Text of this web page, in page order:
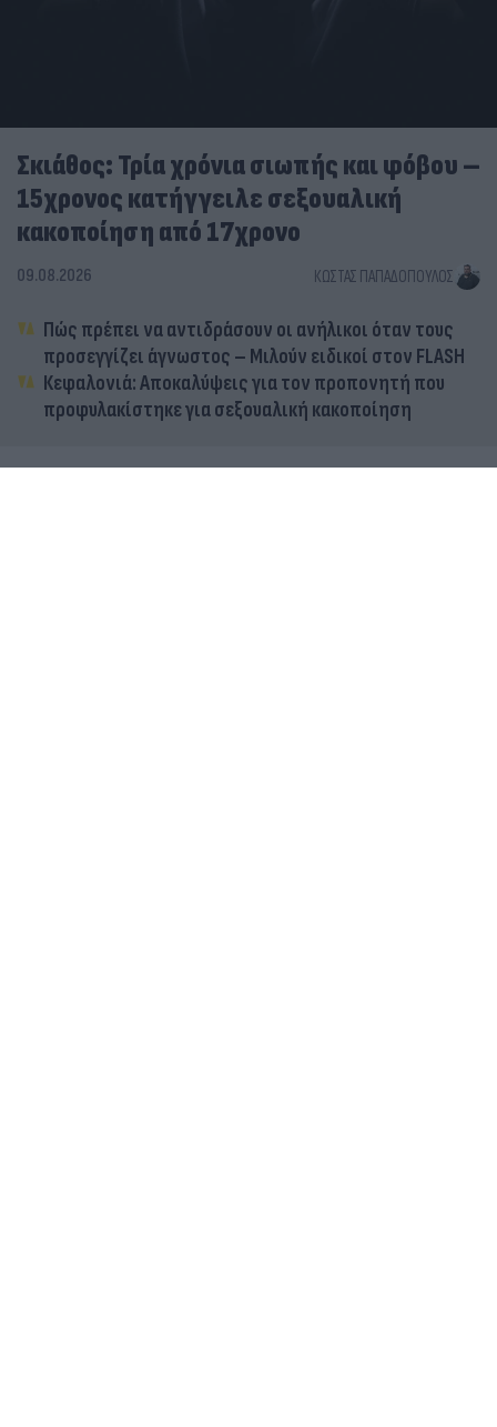
Σκιάθος: Τρία χρόνια σιωπής και φόβου –
15χρονος κατήγγειλε σεξουαλική
κακοποίηση από 17χρονο
09.08.2026 ΚΏΣΤΑΣ ΠΑΠΑΔΌΠΟΥΛΟΣ
Πώς πρέπει να αντιδράσουν οι ανήλικοι όταν τους
προσεγγίζει άγνωστος – Μιλούν ειδικοί στον FLASH
Κεφαλονιά: Αποκαλύψεις για τον προπονητή που
προφυλακίστηκε για σεξουαλική κακοποίηση